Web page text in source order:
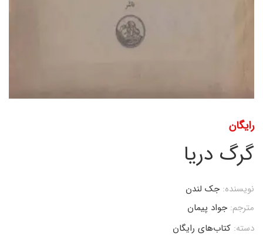
رایگان
گرگ دریا
نویسنده: جک لندن
مترجم: جواد پیمان
دسته: کتاب‌های رایگان